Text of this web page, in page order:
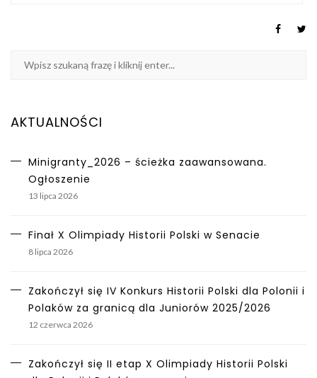
AKTUALNOŚCI
Minigranty_2026 – ścieżka zaawansowana.
Ogłoszenie
13 lipca 2026
Finał X Olimpiady Historii Polski w Senacie
8 lipca 2026
Zakończył się IV Konkurs Historii Polski dla Polonii i
Polaków za granicą dla Juniorów 2025/2026
12 czerwca 2026
Zakończył się II etap X Olimpiady Historii Polski